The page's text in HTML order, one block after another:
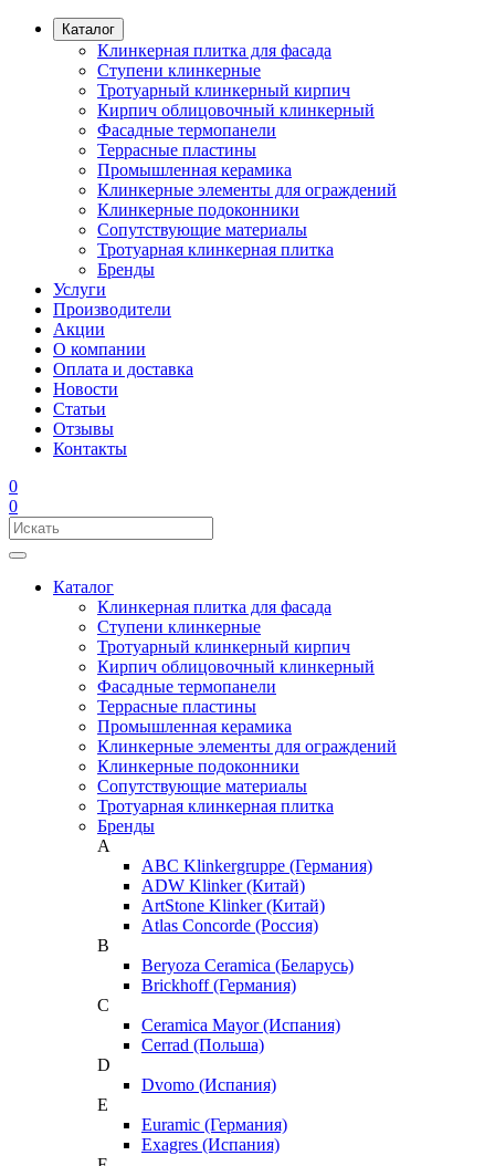
Каталог
Клинкерная плитка для фасада
Ступени клинкерные
Тротуарный клинкерный кирпич
Кирпич облицовочный клинкерный
Фасадные термопанели
Террасные пластины
Промышленная керамика
Клинкерные элементы для ограждений
Клинкерные подоконники
Сопутствующие материалы
Тротуарная клинкерная плитка
Бренды
Услуги
Производители
Акции
О компании
Оплата и доставка
Новости
Статьи
Отзывы
Контакты
0
0
Каталог
Клинкерная плитка для фасада
Ступени клинкерные
Тротуарный клинкерный кирпич
Кирпич облицовочный клинкерный
Фасадные термопанели
Террасные пластины
Промышленная керамика
Клинкерные элементы для ограждений
Клинкерные подоконники
Сопутствующие материалы
Тротуарная клинкерная плитка
Бренды
A
ABC Klinkergruppe (Германия)
ADW Klinker (Китай)
ArtStone Klinker (Китай)
Atlas Concorde (Россия)
B
Beryoza Ceramica (Беларусь)
Brickhoff (Германия)
C
Ceramica Mayor (Испания)
Cerrad (Польша)
D
Dvomo (Испания)
E
Euramic (Германия)
Exagres (Испания)